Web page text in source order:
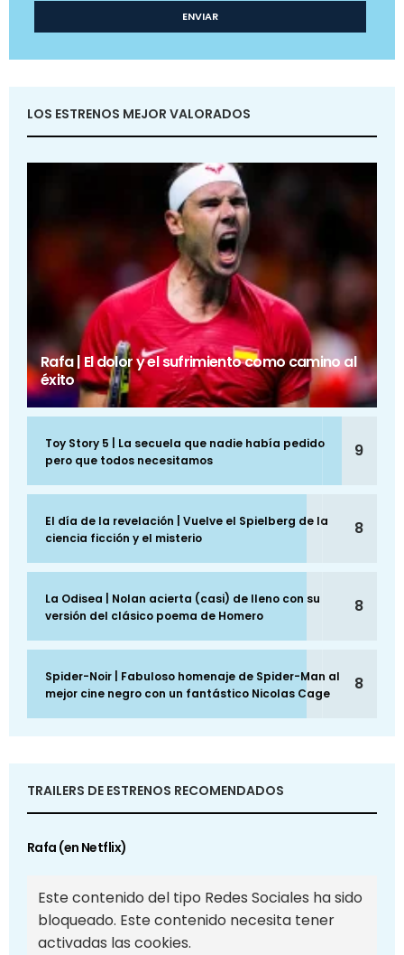
LOS ESTRENOS MEJOR VALORADOS
Rafa | El dolor y el sufrimiento como camino al
éxito
Toy Story 5 | La secuela que nadie había pedido
pero que todos necesitamos
9
El día de la revelación | Vuelve el Spielberg de la
ciencia ficción y el misterio
8
La Odisea | Nolan acierta (casi) de lleno con su
versión del clásico poema de Homero
8
Spider-Noir | Fabuloso homenaje de Spider-Man al
mejor cine negro con un fantástico Nicolas Cage
8
TRAILERS DE ESTRENOS RECOMENDADOS
Rafa (en Netflix)
Este contenido del tipo Redes Sociales ha sido
bloqueado. Este contenido necesita tener
activadas las cookies.